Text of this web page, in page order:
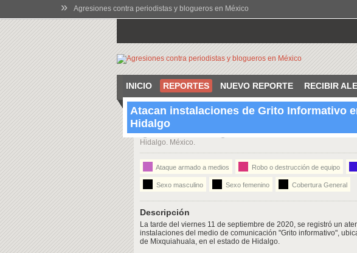
» Agresiones contra periodistas y blogueros en México
INICIO REPORTES NUEVO REPORTE RECIBIR
Atacan instalaciones de Grito Informativo
Hidalgo
12:00 Sep 11 2020
Hidalgo Número 101, 8va
Hidalgo. México.
Ataque armado a medios Robo o destrucción de equipo
Sexo masculino Sexo femenino Cobertura General
Descripción
La tarde del viernes 11 de septiembre de 2020, se registró un
instalaciones del medio de comunicación "Grito informativo",
de Mixquiahuala, en el estado de Hidalgo.